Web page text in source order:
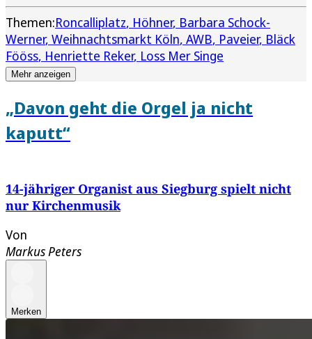
Themen:Roncalliplatz Höhner Barbara Schock-
Werner Weihnachtsmarkt Köln AWB Paveier Bläck
Fööss Henriette Reker Loss Mer Singe
Mehr anzeigen
„Davon geht die Orgel ja nicht
kaputt“
14-jähriger Organist aus Siegburg spielt nicht
nur Kirchenmusik
Von
Markus Peters
Merken